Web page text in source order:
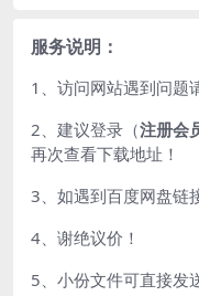
服务说明：
1、访问网站遇到问题
2、建议登录（注册会
再次查看下载地址！
3、如遇到百度网盘链
4、谢绝议价！
5、小份文件可直接发